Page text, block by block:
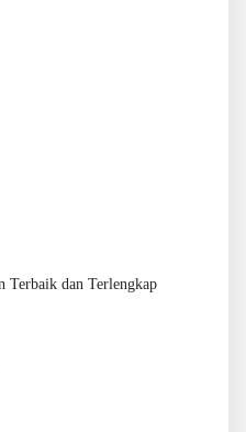
Terbaik dan Terlengkap